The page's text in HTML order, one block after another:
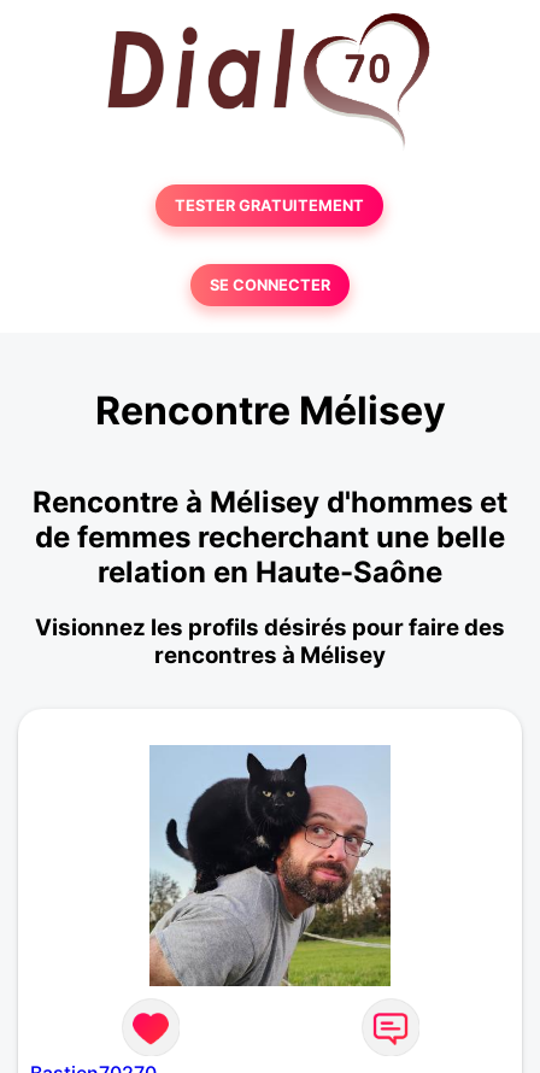
TESTER GRATUITEMENT
SE CONNECTER
Rencontre Mélisey
Rencontre à Mélisey d'hommes et
de femmes recherchant une belle
relation en Haute-Saône
Visionnez les profils désirés pour faire des
rencontres à Mélisey